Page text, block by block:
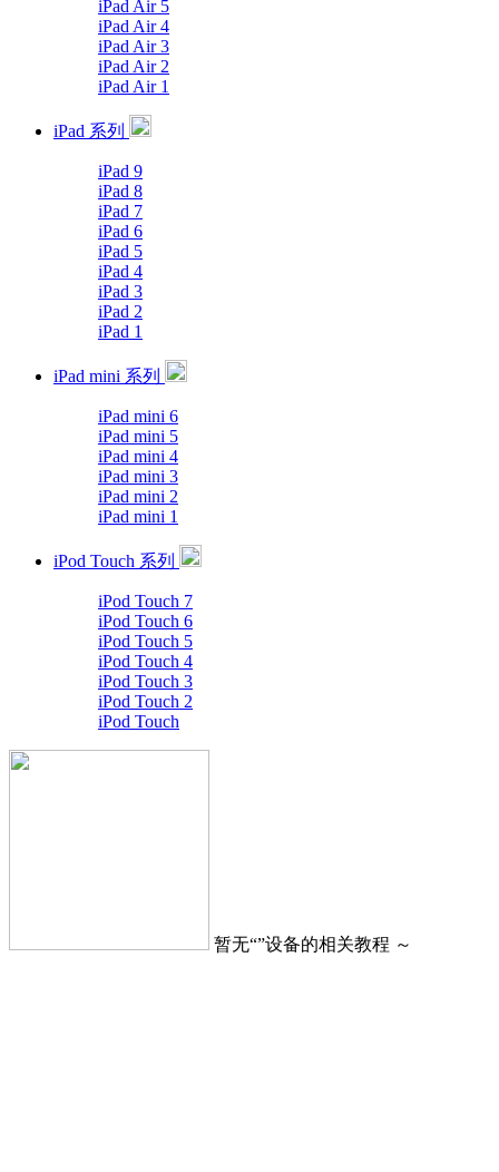
iPad Air 5
iPad Air 4
iPad Air 3
iPad Air 2
iPad Air 1
iPad 系列
iPad 9
iPad 8
iPad 7
iPad 6
iPad 5
iPad 4
iPad 3
iPad 2
iPad 1
iPad mini 系列
iPad mini 6
iPad mini 5
iPad mini 4
iPad mini 3
iPad mini 2
iPad mini 1
iPod Touch 系列
iPod Touch 7
iPod Touch 6
iPod Touch 5
iPod Touch 4
iPod Touch 3
iPod Touch 2
iPod Touch
暂无“”设备的相关教程 ～